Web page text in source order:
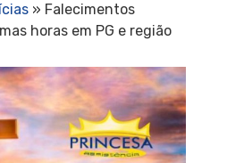
» Falecimentos
horas em PG e região